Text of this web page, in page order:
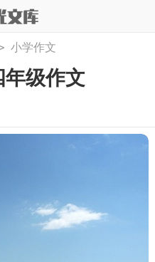
小学作文
年级作文